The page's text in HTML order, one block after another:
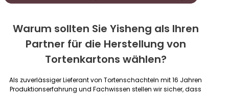
Warum sollten Sie Yisheng als Ihren
Partner für die Herstellung von
Tortenkartons wählen?
Als zuverlässiger Lieferant von Tortenschachteln mit 16 Jahren
Produktionserfahrung und Fachwissen stellen wir sicher, dass